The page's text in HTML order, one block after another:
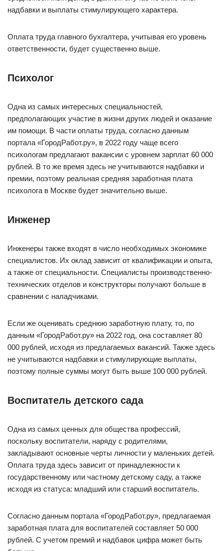
надбавки и выплаты стимулирующего характера.
Оплата труда главного бухгалтера, учитывая его уровень
ответственности, будет существенно выше.
Психолог
Одна из самых интересных специальностей,
предполагающих участие в жизни других людей и оказание
им помощи. В части оплаты труда, согласно данным
портала «ГородРабот.ру», в 2022 году чаще всего
психологам предлагают вакансии с уровнем зарплат 60 000
рублей. В то же время здесь не учитываются надбавки и
премии, поэтому реальная средняя заработная плата
психолога в Москве будет значительно выше.
Инженер
Инженеры также входят в число необходимых экономике
специалистов. Их оклад зависит от квалификации и опыта,
а также от специальности. Специалисты производственно-
технических отделов и конструкторы получают больше в
сравнении с наладчиками.
Если же оценивать среднюю заработную плату, то, по
данным «ГородРабот.ру» на 2022 год, она составляет 80
000 рублей, исходя из предлагаемых вакансий. Также здесь
не учитываются надбавки и стимулирующие выплаты,
поэтому полные суммы могут быть выше 100 000 рублей.
Воспитатель детского сада
Одна из самых ценных для общества профессий,
поскольку воспитатели, наряду с родителями,
закладывают основные черты личности у маленьких детей.
Оплата труда здесь зависит от принадлежности к
государственному или частному детскому саду, а также
исходя из статуса: младший или старший воспитатель.
Согласно данным портала «ГородРабот.ру», предлагаемая
заработная плата для воспитателей составляет 50 000
рублей. С учетом премий и надбавок цифра может быть